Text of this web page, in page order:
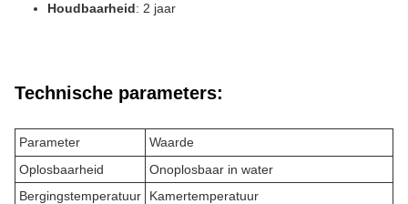
Houdbaarheid: 2 jaar
Technische parameters:
Parameter
Waarde
Oplosbaarheid
Onoplosbaar in water
Bergingstemperatuur
Kamertemperatuur